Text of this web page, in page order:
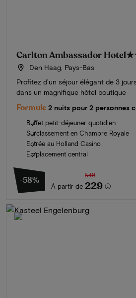
Carlton Ambassador Hotel
Den Haag, Pays-Bas
Profitez d’un séjour élégant de 3
dans un magnifique hôtel boutique
Formule 2 nuits pour 2 personnes
Buffet petit-déjeuner quotidien
Surclassement en Chambre Royale
Entrée au Holland Casino
Emplacement central
-58%
À partir de
548
229